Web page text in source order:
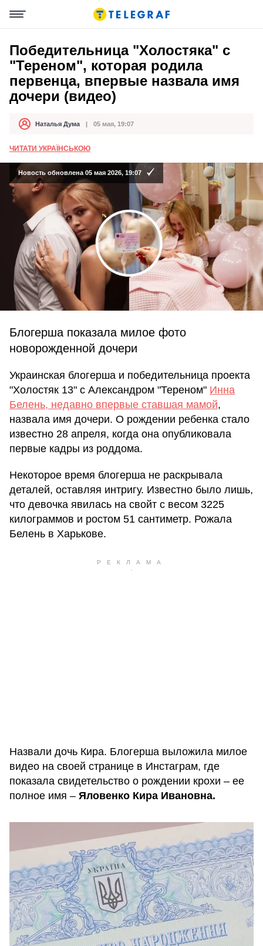
Победительница "Холостяка" с
"Тереном", которая родила
первенца, впервые назвала имя
дочери (видео)
АвторНаталья Дума
Дата публикации 05 мая, 19:07
ЧИТАТИ УКРАЇНСЬКОЮ
Новость обновлена 05 мая 2026, 19:07
Блогерша показала милое фото
новорожденной дочери
Украинская блогерша и победительница проекта
"Холостяк 13" с Александром "Тереном" Инна
Белень, недавно впервые ставшая мамой,
назвала имя дочери. О рождении ребенка стало
известно 28 апреля, когда она опубликовала
первые кадры из роддома.
Некоторое время блогерша не раскрывала
деталей, оставляя интригу. Известно было лишь,
что девочка явилась на свойт с весом 3225
килограммов и ростом 51 сантиметр. Рожала
Белень в Харькове.
Назвали дочь Кира. Блогерша выложила милое
видео на своей странице в Инстаграм, где
показала свидетельство о рождении крохи – ее
полное имя – Яловенко Кира Ивановна.